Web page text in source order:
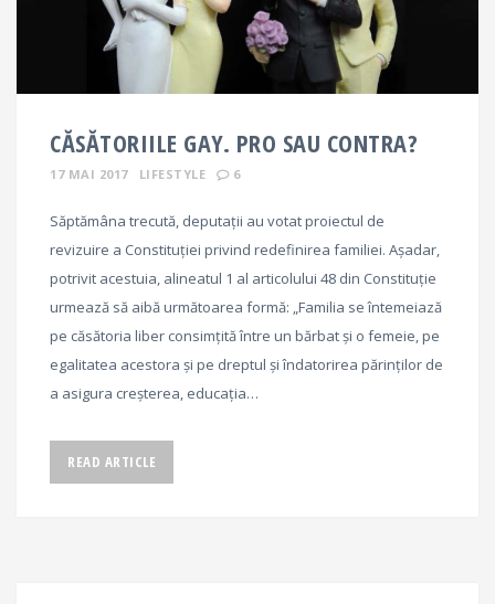
CĂSĂTORIILE GAY. PRO SAU CONTRA?
17 MAI 2017 LIFESTYLE 6
Săptămâna trecută, deputaţii au votat proiectul de
revizuire a Constituţiei privind redefinirea familiei. Așadar,
potrivit acestuia, alineatul 1 al articolului 48 din Constituţie
urmează să aibă următoarea formă: „Familia se întemeiază
pe căsătoria liber consimţită între un bărbat şi o femeie, pe
egalitatea acestora şi pe dreptul şi îndatorirea părinţilor de
a asigura creşterea, educaţia…
READ ARTICLE